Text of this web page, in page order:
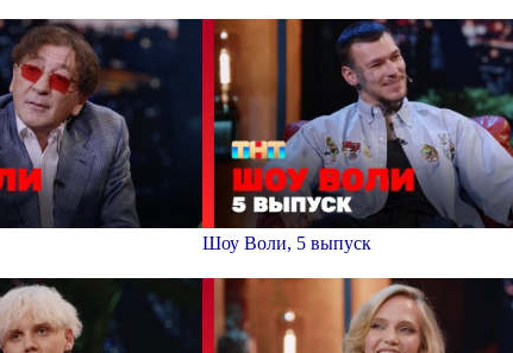
Шоу Воли, 5 выпуск